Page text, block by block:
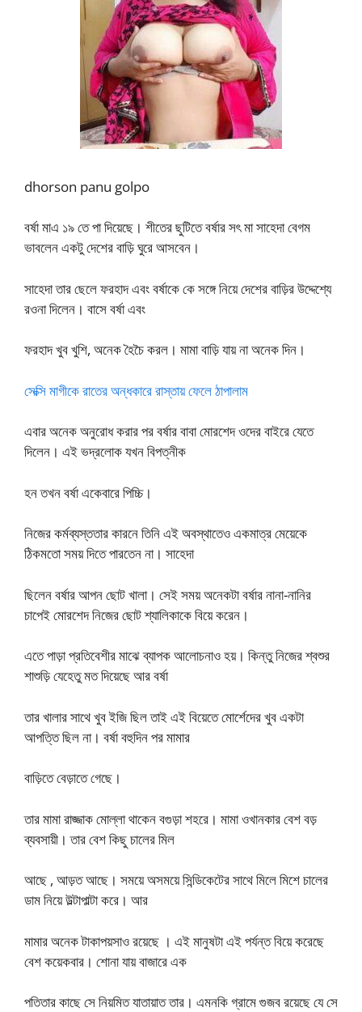
dhorson panu golpo
বর্ষা মাএ ১৯ তে পা দিয়েছে। শীতের ছুটিতে বর্ষার সৎ মা সাহেদা বেগম
ভাবলেন একটু দেশের বাড়ি ঘুরে আসবেন।
সাহেদা তার ছেলে ফরহাদ এবং বর্ষাকে কে সঙ্গে নিয়ে দেশের বাড়ির উদ্দেশ্যে
রওনা দিলেন। বাসে বর্ষা এবং
ফরহাদ খুব খুশি, অনেক হৈচৈ করল। মামা বাড়ি যায় না অনেক দিন।
সেক্সি মাগীকে রাতের অন্ধকারে রাস্তায় ফেলে ঠাপালাম
এবার অনেক অনুরোধ করার পর বর্ষার বাবা মোরশেদ ওদের বাইরে যেতে
দিলেন। এই ভদ্রলোক যখন বিপত্নীক
হন তখন বর্ষা একেবারে পিচ্চি।
নিজের কর্মব্যস্ততার কারনে তিনি এই অবস্থাতেও একমাত্র মেয়েকে
ঠিকমতো সময় দিতে পারতেন না। সাহেদা
ছিলেন বর্ষার আপন ছোট খালা। সেই সময় অনেকটা বর্ষার নানা-নানির
চাপেই মোরশেদ নিজের ছোট শ্যালিকাকে বিয়ে করেন।
এতে পাড়া প্রতিবেশীর মাঝে ব্যাপক আলোচনাও হয়। কিন্তু নিজের শ্বশুর
শাশুড়ি যেহেতু মত দিয়েছে আর বর্ষা
তার খালার সাথে খুব ইজি ছিল তাই এই বিয়েতে মোর্শেদের খুব একটা
আপত্তি ছিল না। বর্ষা বহুদিন পর মামার
বাড়িতে বেড়াতে গেছে।
তার মামা রাজ্জাক মোল্লা থাকেন বগুড়া শহরে। মামা ওখানকার বেশ বড়
ব্যবসায়ী। তার বেশ কিছু চালের মিল
আছে , আড়ত আছে। সময়ে অসময়ে সিন্ডিকেটের সাথে মিলে মিশে চালের
ডাম নিয়ে উল্টাপাল্টা করে। আর
মামার অনেক টাকাপয়সাও রয়েছে । এই মানুষটা এই পর্যন্ত বিয়ে করেছে
বেশ কয়েকবার। শোনা যায় বাজারে এক
পতিতার কাছে সে নিয়মিত যাতায়াত তার। এমনকি গ্রামে গুজব রয়েছে যে সে